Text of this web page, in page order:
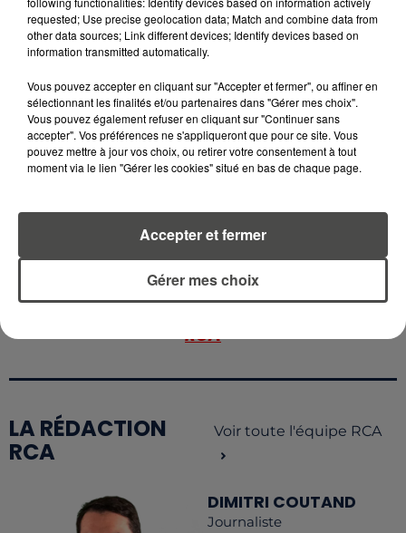
4 août 2026
ÉCLIPSE SOLAIRE DU 12 AOÛT : LA
RUÉE VERS LES LUNETTES DE...
4 août 2026
CAMPING-CAR : CE QUE VOUS
AVEZ LE DROIT DE FAIRE... ET LES
ERREURS...
RETROUVEZ TOUTE L'ACTU DE LA RÉGION ET
RECEVEZ LES ALERTES INFOS DE LA RÉDACTION
RCA
LA RÉDACTION
RCA
Voir toute l'équipe RCA
DIMITRI COUTAND
Journaliste
requested; Use precise geolocation data; Match and combine data from
other data sources; Link different devices; Identify devices based on
information transmitted automatically.
Vous pouvez accepter en cliquant sur "Accepter et fermer", ou affiner en
sélectionnant les finalités et/ou partenaires dans "Gérer mes choix".
Vous pouvez également refuser en cliquant sur "Continuer sans
accepter". Vos préférences ne s'appliqueront que pour ce site. Vous
pouvez mettre à jour vos choix, ou retirer votre consentement à tout
moment via le lien "Gérer les cookies" situé en bas de chaque page.
Gérer mes choix
Accepter et fermer